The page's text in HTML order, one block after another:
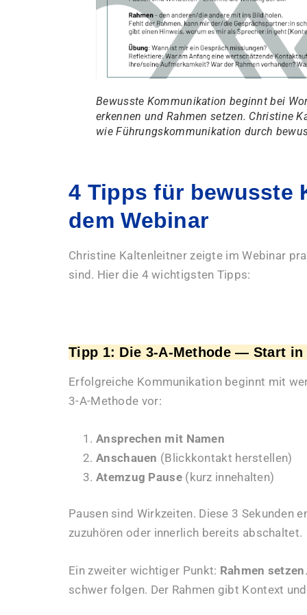
Bewusste Kommunikation beginnt bei
erkennen und Rahmen setzen. Christine
wie Führungskommunikation durch
4 Tipps für bewusste
dem Webinar
Christine Kaltenleitner zeigte im Webinar
sind. Hier die 4 wichtigsten Tipps:
Tipp 1: Die 3-A-Methode — Start in
Erfolgreiche Kommunikation beginnt mit
3-A-Methode vor:
Ansprechen mit Namen
Anschauen (Blickkontakt herstellen)
Atemzug Pause(kurz innehalten)
Pausen sind Wirkzeiten. Diese 3 Sekunden
zuzuhören oder innerlich bereits abschaltet.
Ein zweiter wichtiger Punkt: Rahmen setzen
schwer folgen. Der Rahmen gibt Kontext